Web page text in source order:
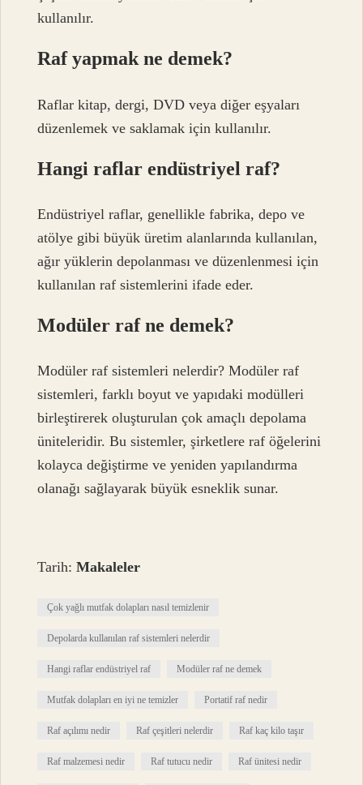
kullanılır.
Raf yapmak ne demek?
Raflar kitap, dergi, DVD veya diğer eşyaları
düzenlemek ve saklamak için kullanılır.
Hangi raflar endüstriyel raf?
Endüstriyel raflar, genellikle fabrika, depo ve
atölye gibi büyük üretim alanlarında kullanılan,
ağır yüklerin depolanması ve düzenlenmesi için
kullanılan raf sistemlerini ifade eder.
Modüler raf ne demek?
Modüler raf sistemleri nelerdir? Modüler raf
sistemleri, farklı boyut ve yapıdaki modülleri
birleştirerek oluşturulan çok amaçlı depolama
üniteleridir. Bu sistemler, şirketlere raf öğelerini
kolayca değiştirme ve yeniden yapılandırma
olanağı sağlayarak büyük esneklik sunar.
Tarih:Makaleler
Çok yağlı mutfak dolapları nasıl temizlenir
Depolarda kullanılan raf sistemleri nelerdir
Hangi raflar endüstriyel raf Modüler raf ne demek
Mutfak dolapları en iyi ne temizler Portatif raf nedir
Raf açılımı nedir Raf çeşitleri nelerdir Raf kaç kilo taşır
Raf malzemesi nedir Raf tutucu nedir Raf ünitesi nedir